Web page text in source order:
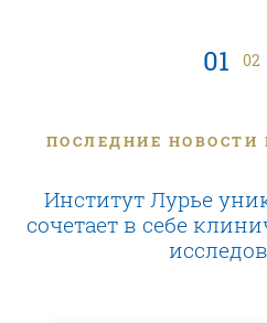
01 02
ПОСЛЕДНИЕ НОВОСТИ
Институт Лурье
сочетает в себе